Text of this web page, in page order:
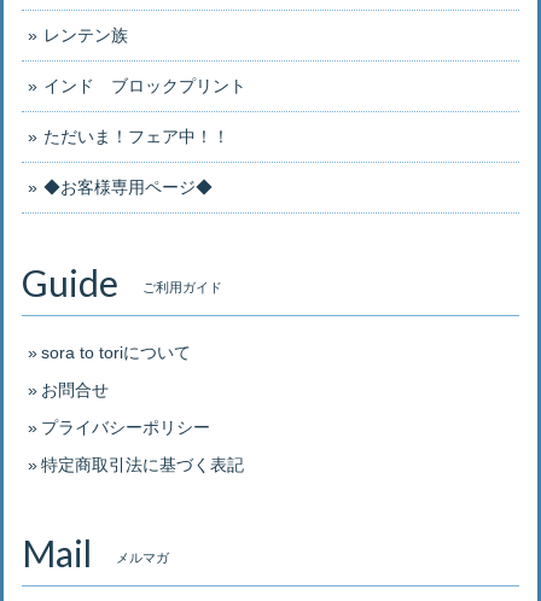
レンテン族
インド ブロックプリント
ただいま！フェア中！！
◆お客様専用ページ◆
Guide ご利用ガイド
sora to toriについて
お問合せ
プライバシーポリシー
特定商取引法に基づく表記
Mail メルマガ